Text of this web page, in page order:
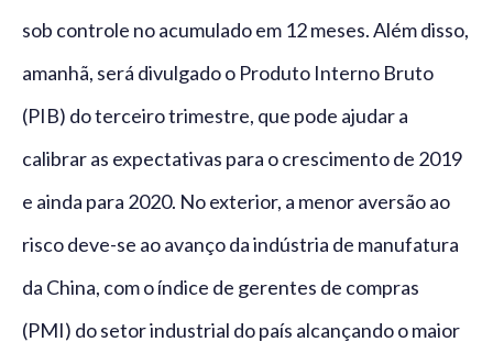
sob controle no acumulado em 12 meses. Além disso,
amanhã, será divulgado o Produto Interno Bruto
(PIB) do terceiro trimestre, que pode ajudar a
calibrar as expectativas para o crescimento de 2019
e ainda para 2020. No exterior, a menor aversão ao
risco deve-se ao avanço da indústria de manufatura
da China, com o índice de gerentes de compras
(PMI) do setor industrial do país alcançando o maior